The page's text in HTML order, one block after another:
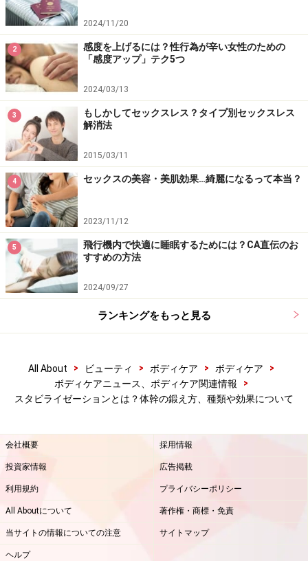
1. まずは四つん這いの状態になります。このとき
お尻までが一直線になるように注意して。
2. ゆっくりと
対角線上の脚と腕を上げます。このときも
手の指先から足首までが一直線になるように意識して。
3. 3秒ほどそのまま静止し、ゆっくりと最初のポーズに
戻ります。これを 3セット、左右交互に行います。
■男前度がアップするポーズ・アドバンス
1.うつ伏せになり、肘とつま先でカラダを支えます。こ
2.ゆっくりと
対角線上の脚と腕を上げます。このときも
手の指先から足先までが一直線になるように意識しま
3. 3秒ほどそのまま静止し、ゆっくりと最初のポーズに
戻ります。これを
3セット、左右交互に
男性からは「反則だ!!」などとと言われますが、女性には
補正下着などでバストを大きく見せたり、ウエストをキ
ュッと小さく見せたり「裏ワザ」がありますよね。で
2024/11/20
2
感度を上げるには？性行為が辛い女性のための
「感度アップ」テク5つ
2024/03/13
3
もしかしてセックスレス？タイプ別セックスレス
解消法
2015/03/11
4 セックスの美容・美肌効果…綺麗になるって本当？
2023/11/12
5
飛行機内で快適に睡眠するためには？CA直伝のお
すすめの方法
2024/09/27
ランキングをもっと見る
All About > ビューティ > ボディケア > ボディケア
>
ボディケアニュース、ボディケア関連情報
>
スタビライゼーションとは？体幹の鍛え方、種類や効果について
会社概要 採用情報
投資家情報 広告掲載
利用規約 プライバシーポリシー
All Aboutについて 著作権・商標・免責
当サイトの情報についての注意 サイトマップ
ヘルプ